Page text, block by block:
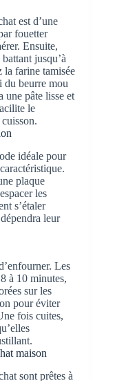
est d’une
fouetter
Ensuite,
jusqu’à
la farine tamisée
du beurre mou
une pâte lisse et
le
idéale pour
plaque
les
s’étaler
leur
Les
à 10 minutes,
sur les
pour éviter
fois cuites,
maison
sont prêtes à